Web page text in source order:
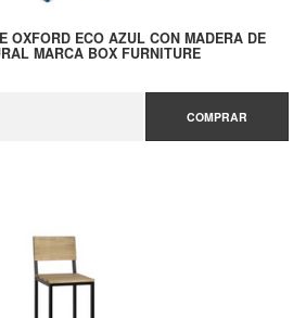
OXFORD ECO AZUL CON MADERA DE
MARCA BOX FURNITURE
COMPRAR